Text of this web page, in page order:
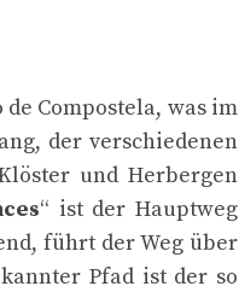
Compostela, was im
der verschiedenen
und Herbergen
“ ist der Hauptweg
führt der Weg über
Pfad ist der so